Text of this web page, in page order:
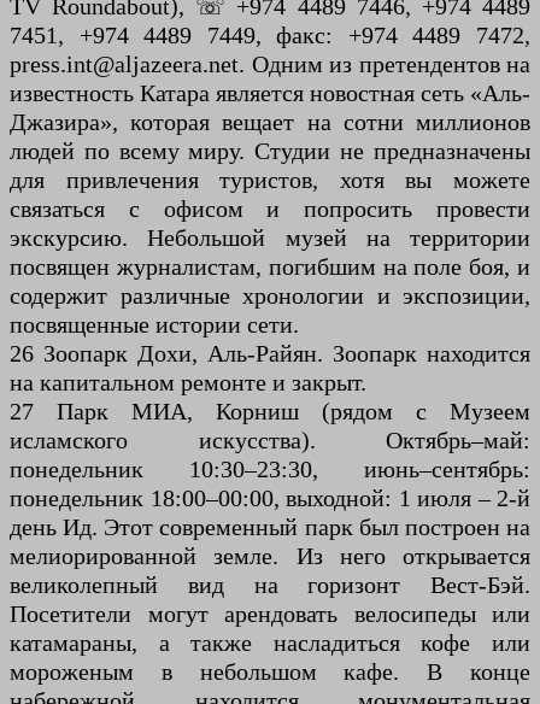
TV Roundabout), ☏ +974 4489 7446, +974 4489
7451, +974 4489 7449, факс: +974 4489 7472,
press.int@aljazeera.net. Одним из претендентов на
известность Катара является новостная сеть «Аль-
Джазира», которая вещает на сотни миллионов
людей по всему миру. Студии не предназначены
для привлечения туристов, хотя вы можете
связаться с офисом и попросить провести
экскурсию. Небольшой музей на территории
посвящен журналистам, погибшим на поле боя, и
содержит различные хронологии и экспозиции,
посвященные истории сети.
26 Зоопарк Дохи, Аль-Райян. Зоопарк находится
на капитальном ремонте и закрыт.
27 Парк МИА, Корниш (рядом с Музеем
исламского искусства). Октябрь–май:
понедельник 10:30–23:30, июнь–сентябрь:
понедельник 18:00–00:00, выходной: 1 июля – 2-й
день Ид. Этот современный парк был построен на
мелиорированной земле. Из него открывается
великолепный вид на горизонт Вест-Бэй.
Посетители могут арендовать велосипеды или
катамараны, а также насладиться кофе или
мороженым в небольшом кафе. В конце